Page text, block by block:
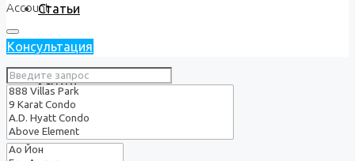
Статьи
Услуги
О нас
Account
Консультация